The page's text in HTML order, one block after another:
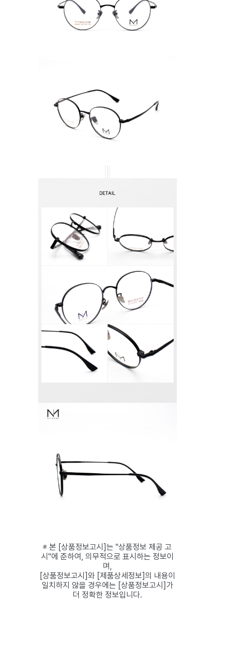
※ 본 [상품정보고시]는 "상품정보 제공 고
시"에 준하여, 의무적으로 표시하는 정보이
며,
[상품정보고시]와 [제품상세정보]의 내용이
일치하지 않을 경우에는 [상품정보고시]가
더 정확한 정보입니다.